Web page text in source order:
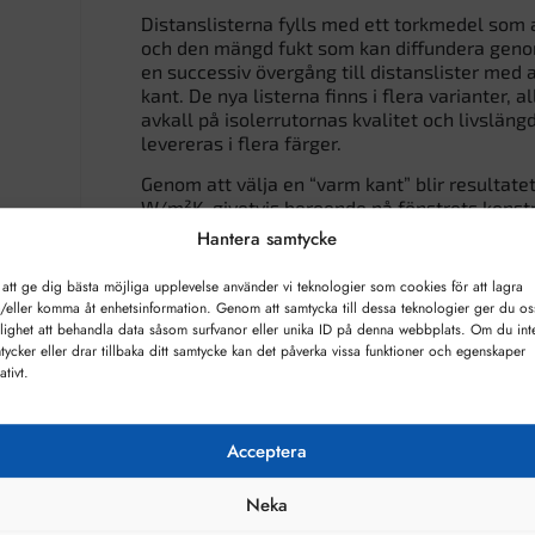
Hantera samtycke
ge dig bästa möjliga upplevelse använder vi teknologier som cookies för att lagra
komma åt enhetsinformation. Genom att samtycka till dessa teknologier ger du
att behandla data såsom surfvanor eller unika ID på denna webbplats. Om du
eller drar tillbaka ditt samtycke kan det påverka vissa funktioner och egenskaper
Acceptera
Neka
Distanslisterna fylls med ett torkmedel
och den mängd fukt som kan diffundera
en successiv övergång till distanslister med
kant. De nya listerna finns i flera varianter,
avkall på isolerrutornas kvalitet och
levereras i flera färger.
Genom att välja en “varm kant” blir
W/m²K, givetvis beroende på fönstrets
också risken för invändig kondens.
Vid beställning av andra uppbygnader av
uppvisade på vår sida,kontakta ossmed dina